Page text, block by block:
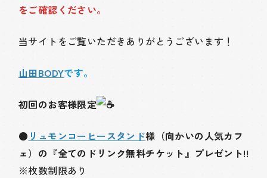
をご確認ください。
当サイトをご覧いただきありがとうございます！
山田BODYです。
初回のお客様限定
● リュモンコーヒースタンド様（向かいの人気カフ
ェ）の『全てのドリンク無料チケット』プレゼント!!
※枚数制限あり